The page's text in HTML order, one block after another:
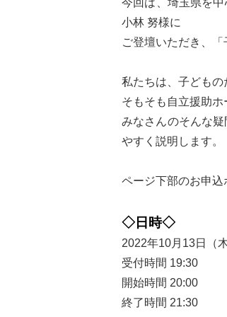
今回は、埼玉県を
小林 努様に
ご登壇いただき、
私たちは、子どもの
そもそも自立援助
みなさんのそんな
やすく説明します。
ページ下部のお申込
◇日時◇
2022年10月13日（木
受付時間 19:30
開始時間 20:00
終了時間 21:30